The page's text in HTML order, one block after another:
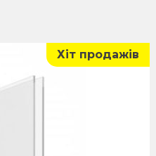
Хіт продажів